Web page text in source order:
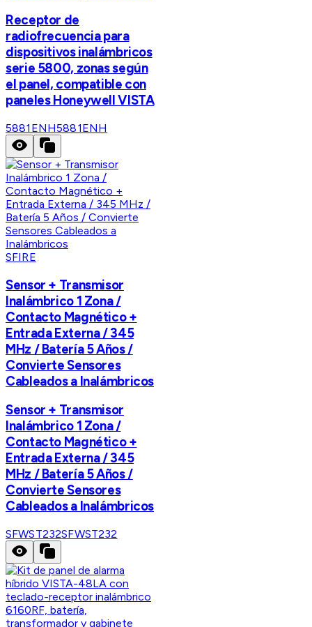
Receptor de
radiofrecuencia para
dispositivos inalámbricos
serie 5800, zonas según
el panel, compatible con
paneles Honeywell VISTA
5881ENH5881ENH
SFIRE
Sensor + Transmisor
Inalámbrico 1 Zona /
Contacto Magnético +
Entrada Externa / 345
MHz / Batería 5 Años /
Convierte Sensores
Cableados a Inalámbricos
Sensor + Transmisor
Inalámbrico 1 Zona /
Contacto Magnético +
Entrada Externa / 345
MHz / Batería 5 Años /
Convierte Sensores
Cableados a Inalámbricos
SFWST232SFWST232